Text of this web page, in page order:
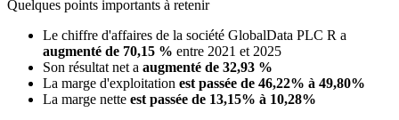
Quelques points importants à retenir
Le chiffre d'affaires de la société GlobalData PLC R a
augmenté de 70,15 % entre 2021 et 2025
Son résultat net a augmenté de 32,93 %
La marge d'exploitation est passée de 46,22% à 49,80%
La marge nette est passée de 13,15% à 10,28%